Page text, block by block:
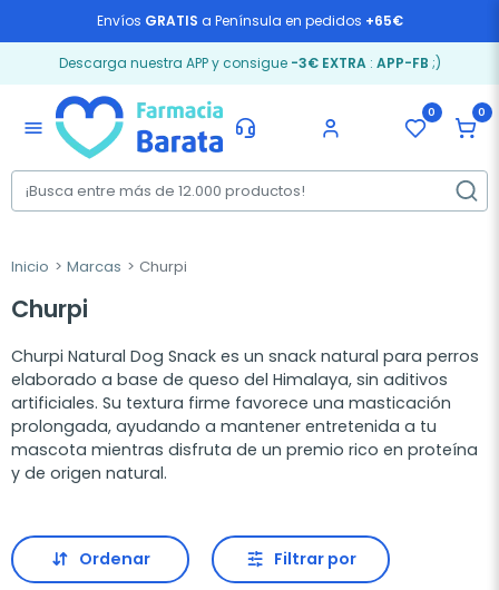
Envíos GRATIS a Península en pedidos +65€
Descarga nuestra APP y consigue -3€ EXTRA: APP-FB ;)
menu
0 0
Inicio Marcas Churpi
Churpi
Churpi Natural Dog Snack es un snack natural para perros
elaborado a base de queso del Himalaya, sin aditivos
artificiales. Su textura firme favorece una masticación
prolongada, ayudando a mantener entretenida a tu
mascota mientras disfruta de un premio rico en proteína
y de origen natural.
Ordenar Filtrar por